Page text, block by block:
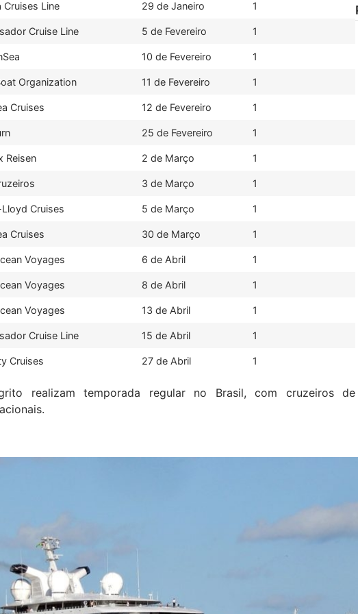
Cruises Line 29 de Janeiro 1
Cruise Line 5 de Fevereiro 1
10 de Fevereiro 1
Organization 11 de Fevereiro 1
Cruises 12 de Fevereiro 1
25 de Fevereiro 1
Reisen 2 de Março 1
3 de Março 1
Cruises 5 de Março 1
Cruises 30 de Março 1
Voyages 6 de Abril 1
Voyages 8 de Abril 1
Voyages 13 de Abril 1
Cruise Line 15 de Abril 1
Cruises 27 de Abril 1
realizam temporada regular no Brasil, com cruzeiros de